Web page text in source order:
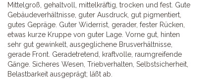
Mittelgroß, gehaltvoll, mittelkräftig, trocken und fest. Gute
Gebäudeverhältnisse, guter Ausdruck, gut pigmentiert,
gutes Gepräge. Guter Widerrist, gerader, fester Rücken,
etwas kurze Kruppe von guter Lage. Vorne gut, hinten
sehr gut gewinkelt, ausgeglichene Brusverhältnisse,
gerade Front. Geradetretend, kraftvolle, raumgreifende
Gänge. Sicheres Wesen, Triebverhalten, Selbstsicherheit,
Belastbarkeit ausgeprägt; läßt ab.